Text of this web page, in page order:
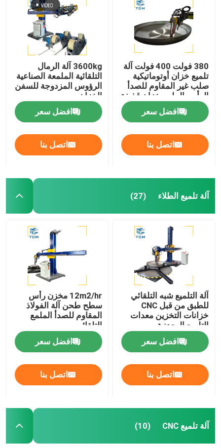
380 فولت 400 فولت آلة
تلميع خزان أوتوماتيكية
صلب غير المقاوم للصدأ
الرأس الملمع خزان قذيفة
الملمع
افضل سعر
اتصل بنا
3600kg آلة الرمال
التلقائية الملمعة الصناعية
الرؤوس المزدوجة للسفن
الخزان
افضل سعر
اتصل بنا
آلة تلميع الطلاء (27)
آلة التلميع شبه التلقائي
للطبق من قبل CNC
خزانات التخزين معدات
التلميع المعدنية
افضل سعر
اتصل بنا
12m2/hr مخزن رأس
سطح طحن آلة الفولاذ
المقاوم للصدأ الملمع
التلقائي
افضل سعر
اتصل بنا
آلة تلميع CNC (10)